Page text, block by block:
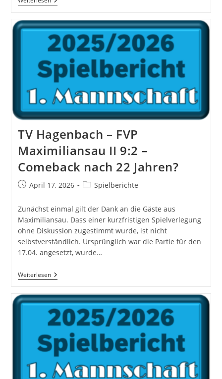
Berg
–
TV
Hagenbach
II
TV Hagenbach – FVP
Maximiliansau II 9:2 –
Comeback nach 22 Jahren?
BeitragApril 17, 2026
Beitrags-
Spielberichte
Zunächst einmal gilt der Dank an die Gäste aus
Maximiliansau. Dass einer kurzfristigen Spielverlegung
ohne Diskussion zugestimmt wurde, ist nicht
selbstverständlich. Ursprünglich war die Partie für den
17.04. angesetzt, wurde…
WeiterlesenTV
Hagenbach
FVP
Maximiliansau
II
9:2
Comeback
Nach
22
Jahren?